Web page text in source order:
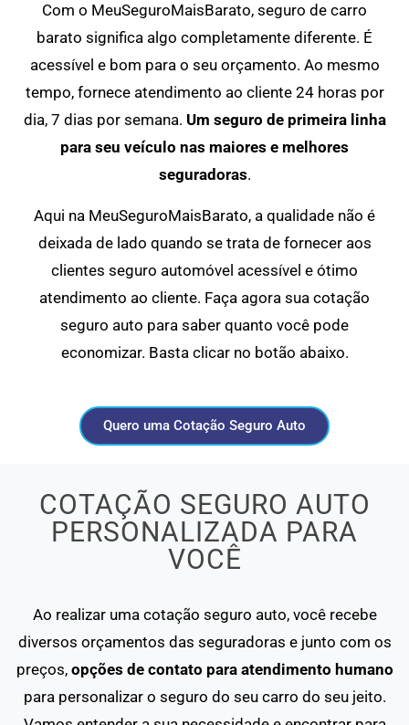
Com o MeuSeguroMaisBarato, seguro de carro
barato significa algo completamente diferente. É
acessível e bom para o seu orçamento. Ao mesmo
tempo, fornece atendimento ao cliente 24 horas por
dia, 7 dias por semana. Um seguro de primeira linha
para seu veículo nas maiores e melhores
seguradoras.
Aqui na MeuSeguroMaisBarato, a qualidade não é
deixada de lado quando se trata de fornecer aos
clientes seguro automóvel acessível e ótimo
atendimento ao cliente. Faça agora sua cotação
seguro auto para saber quanto você pode
economizar. Basta clicar no botão abaixo.
Quero uma Cotação Seguro Auto
COTAÇÃO SEGURO AUTO
PERSONALIZADA PARA
VOCÊ
Ao realizar uma cotação seguro auto, você recebe
diversos orçamentos das seguradoras e junto com os
preços, opções de contato para atendimento humano
para personalizar o seguro do seu carro do seu jeito.